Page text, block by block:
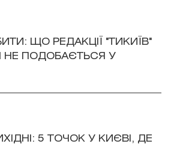
ЩО РЕДАКЦІЇ "ТИКИЇВ"
НЕ ПОДОБАЄТЬСЯ У
5 ТОЧОК У КИЄВІ, ДЕ